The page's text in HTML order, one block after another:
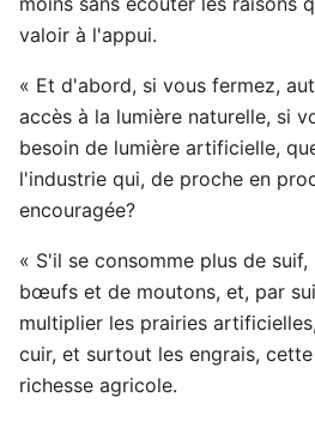
valoir à l'appui.
« Et d'abord, si vous fermez,
accès à la lumière naturelle, si
besoin de lumière artificielle,
l'industrie qui, de proche en
encouragée?
« S'il se consomme plus de
bœufs et de moutons, et, par
multiplier les prairies
cuir, et surtout les engrais,
richesse agricole.